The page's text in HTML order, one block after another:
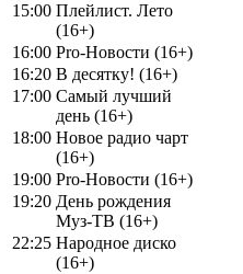
15:00 Плейлист. Лето
(16+)
16:00 Pro-Новости (16+)
16:20 В десятку! (16+)
17:00 Самый лучший
день (16+)
18:00 Новое радио чарт
(16+)
19:00 Pro-Новости (16+)
19:20 День рождения
Муз-ТВ (16+)
22:25 Народное диско
(16+)